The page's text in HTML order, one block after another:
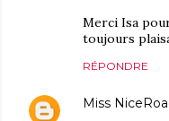
Merci Isa
toujours
RÉPONDRE
Miss